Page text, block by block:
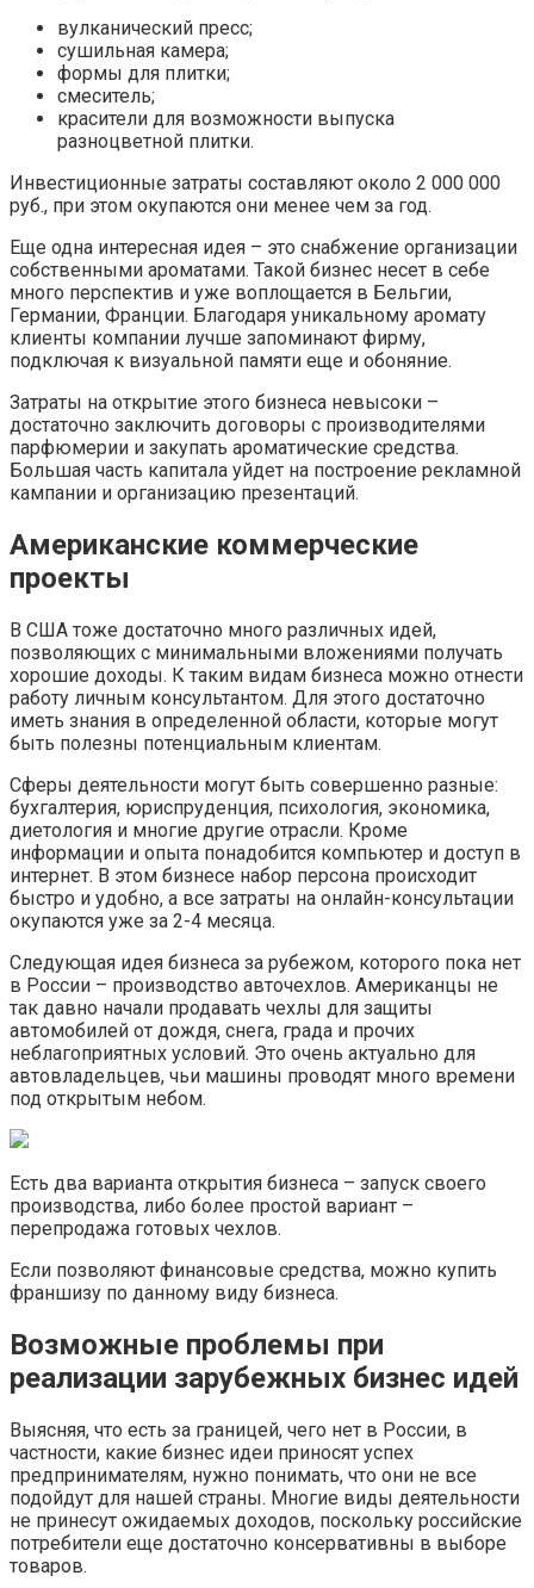
вулканический пресс;
сушильная камера;
формы для плитки;
смеситель;
красители для возможности выпуска
разноцветной плитки.
Инвестиционные затраты составляют около 2 000 000
руб., при этом окупаются они менее чем за год.
Еще одна интересная идея – это снабжение организации
собственными ароматами. Такой бизнес несет в себе
много перспектив и уже воплощается в Бельгии,
Германии, Франции. Благодаря уникальному аромату
клиенты компании лучше запоминают фирму,
подключая к визуальной памяти еще и обоняние.
Затраты на открытие этого бизнеса невысоки –
достаточно заключить договоры с производителями
парфюмерии и закупать ароматические средства.
Большая часть капитала уйдет на построение рекламной
кампании и организацию презентаций.
Американские коммерческие
проекты
В США тоже достаточно много различных идей,
позволяющих с минимальными вложениями получать
хорошие доходы. К таким видам бизнеса можно отнести
работу личным консультантом. Для этого достаточно
иметь знания в определенной области, которые могут
быть полезны потенциальным клиентам.
Сферы деятельности могут быть совершенно разные:
бухгалтерия, юриспруденция, психология, экономика,
диетология и многие другие отрасли. Кроме
информации и опыта понадобится компьютер и доступ в
интернет. В этом бизнесе набор персона происходит
быстро и удобно, а все затраты на онлайн-консультации
окупаются уже за 2-4 месяца.
Следующая идея бизнеса за рубежом, которого пока нет
в России – производство авточехлов. Американцы не
так давно начали продавать чехлы для защиты
автомобилей от дождя, снега, града и прочих
неблагоприятных условий. Это очень актуально для
автовладельцев, чьи машины проводят много времени
под открытым небом.
Есть два варианта открытия бизнеса – запуск своего
производства, либо более простой вариант –
перепродажа готовых чехлов.
Если позволяют финансовые средства, можно купить
франшизу по данному виду бизнеса.
Возможные проблемы при
реализации зарубежных бизнес идей
Выясняя, что есть за границей, чего нет в России, в
частности, какие бизнес идеи приносят успех
предпринимателям, нужно понимать, что они не все
подойдут для нашей страны. Многие виды деятельности
не принесут ожидаемых доходов, поскольку российские
потребители еще достаточно консервативны в выборе
товаров.